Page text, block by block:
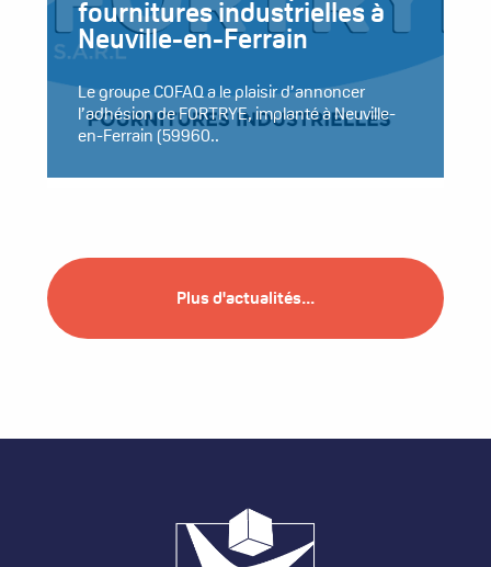
fournitures industrielles à
Neuville-en-Ferrain
Le groupe COFAQ a le plaisir d’annoncer
l’adhésion de FORTRYE, implanté à Neuville-
en-Ferrain (59960..
Plus d'actualités...